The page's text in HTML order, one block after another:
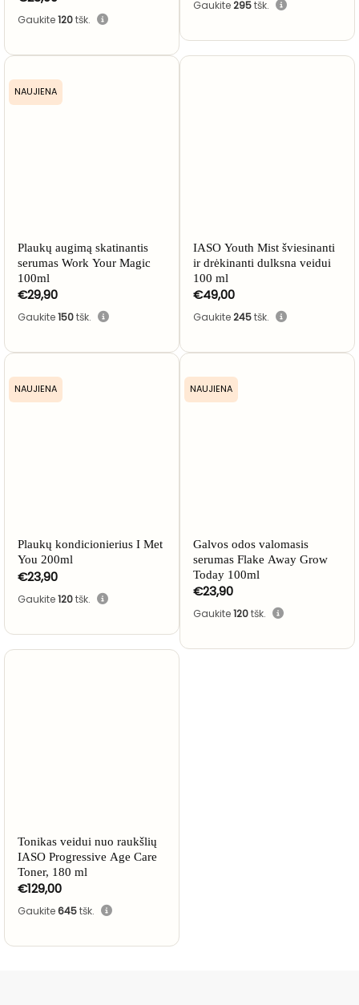
Gaukite120tšk.
Gaukite295tšk.
NAUJIENA
Plaukų augimą skatinantis
serumas Work Your Magic
100ml
€29,90
Gaukite150tšk.
IASO Youth Mist šviesinanti
ir drėkinanti dulksna veidui
100 ml
€49,00
Gaukite245tšk.
NAUJIENA
Plaukų kondicionierius I Met
You 200ml
€23,90
Gaukite120tšk.
NAUJIENA
Galvos odos valomasis
serumas Flake Away Grow
Today 100ml
€23,90
Gaukite120tšk.
Tonikas veidui nuo raukšlių
IASO Progressive Age Care
Toner, 180 ml
€129,00
Gaukite645tšk.